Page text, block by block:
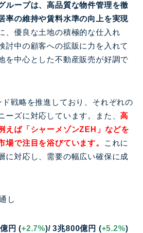
ループは、高品質な物件管理を徹
率の維持や賃料水準の向上を実現
、優良な土地の積極的な仕入れ
討中の顧客への拡販に力を入れて
を中心とした不動産販売が好調で
ド戦略を推進しており、それぞれの
ーズに対応しています。また、高
えば「シャーメゾンZEH」などを
場で注目を浴びています。
これに
に対応し、需要の幅広い確保に成
し
円 (+2.7%)/ 3兆800億円 (+5.2%)